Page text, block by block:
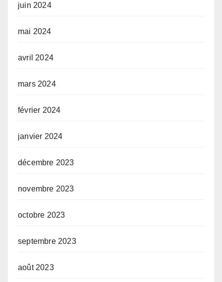
juin 2024
mai 2024
avril 2024
mars 2024
février 2024
janvier 2024
décembre 2023
novembre 2023
octobre 2023
septembre 2023
août 2023